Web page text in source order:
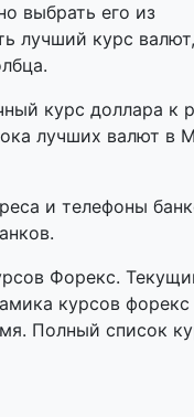
выбрать его из
лучший курс валют,
курс доллара к
лучших валют в
и телефоны
Форекс.
курсов форекс
Полный список